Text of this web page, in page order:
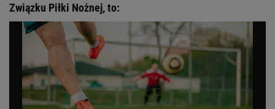
Związku Piłki Nożnej, to: